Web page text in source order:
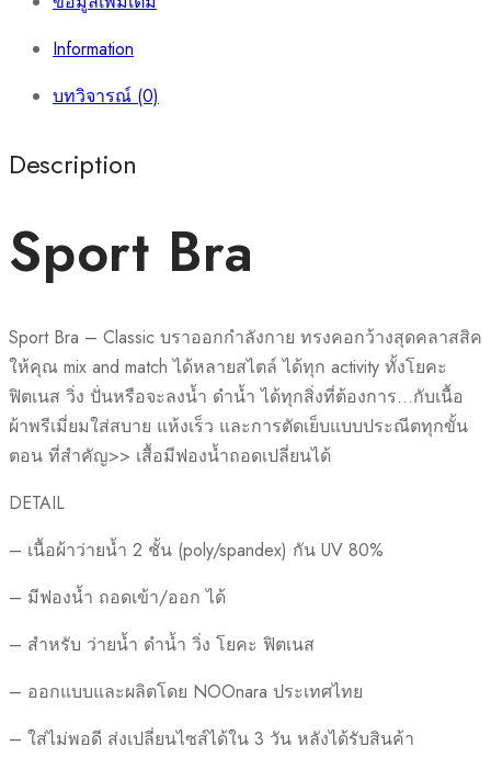
Information
บทวิจารณ์ (0)
Description
Sport Bra
Sport Bra – Classic บราออกกำลังกาย ทรงคอกว้างสุดคลาสสิค
ให้คุณ mix and match ได้หลายสไตล์ ได้ทุก activity ทั้งโยคะ
ฟิตเนส วิ่ง ปั่นหรือจะลงน้ำ ดำน้ำ ได้ทุกสิ่งที่ต้องการ…กับเนื้อ
ผ้าพรีเมี่ยมใส่สบาย แห้งเร็ว และการตัดเย็บแบบประณีตทุกขั้น
ตอน ที่สำคัญ>> เสื้อมีฟองน้ำถอดเปลี่ยนได้
DETAIL
– เนื้อผ้าว่ายน้ำ 2 ชั้น (poly/spandex) กัน UV 80%
– มีฟองน้ำ ถอดเข้า/ออก ได้
– สำหรับ ว่ายน้ำ ดำน้ำ วิ่ง โยคะ ฟิตเนส
– ออกแบบและผลิตโดย NOOnara ประเทศไทย
– ใส่ไม่พอดี ส่งเปลี่ยนไซส์ได้ใน 3 วัน หลังได้รับสินค้า